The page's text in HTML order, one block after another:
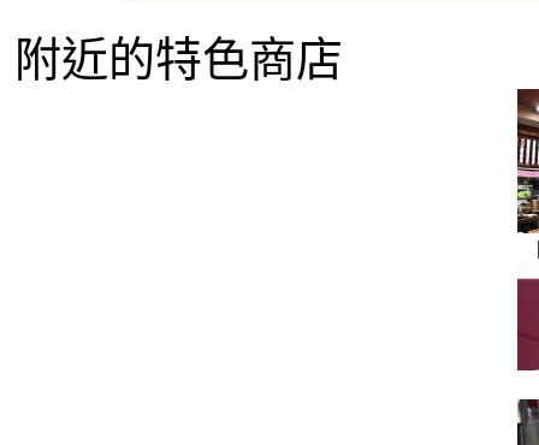
附近的特色商店